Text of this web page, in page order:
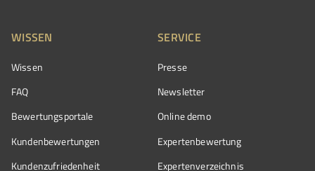
WISSEN
Wissen
FAQ
Bewertungsportale
Kundenbewertungen
Kundenzufriedenheit
SERVICE
Presse
Newsletter
Online demo
Expertenbewertung
Expertenverzeichnis